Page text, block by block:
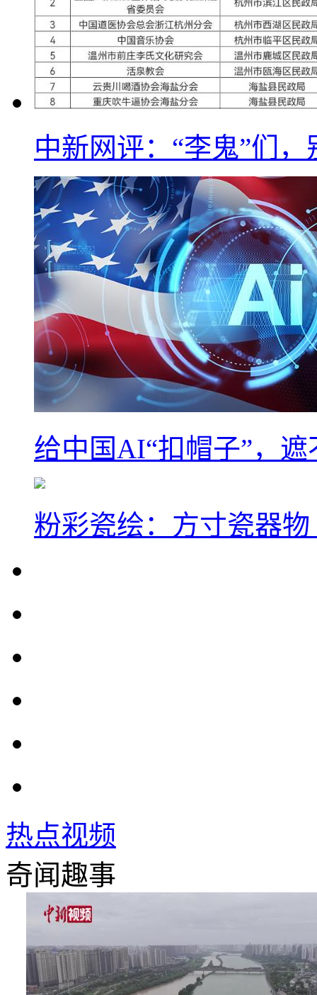
中新网评：“李鬼”们
给中国AI“扣帽子”，
粉彩瓷绘：方寸瓷器
热点视频
奇闻趣事